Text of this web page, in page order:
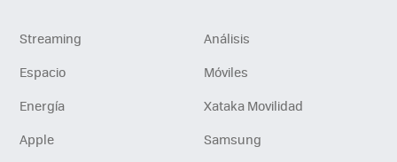
Streaming
Análisis
Espacio
Móviles
Energía
Xataka Movilidad
Apple
Samsung